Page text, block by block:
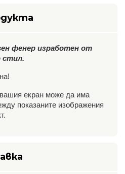
фенер изработен от
стил.
екран може да има
показаните изображения